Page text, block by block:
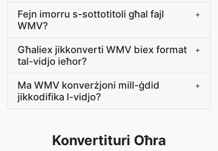
Fejn imorru s-sottotitoli għal fajl
WMV?
+
Għaliex jikkonverti WMV biex format
tal-vidjo ieħor?
+
Ma WMV konverżjoni mill-ġdid
jikkodifika l-vidjo?
+
Konvertituri Oħra